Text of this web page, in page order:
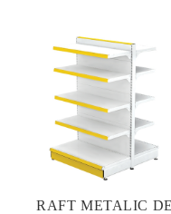
RAFT METALIC DE